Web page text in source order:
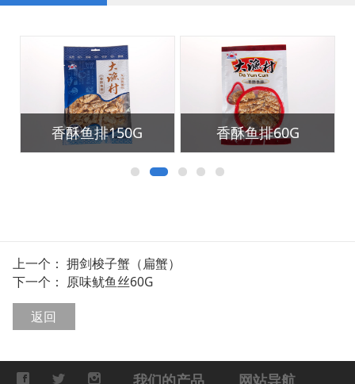
香酥鱼排150G 香酥鱼排60G
上一个： 拥剑梭子蟹（扁蟹）
下一个： 原味鱿鱼丝60G
返回
我们的产品 网站导航